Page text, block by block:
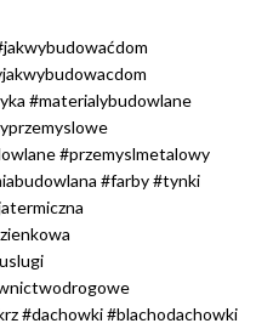
#materialybudowlane
#przemyslmetalowy
#farby #tynki
#dachowki #blachodachowki